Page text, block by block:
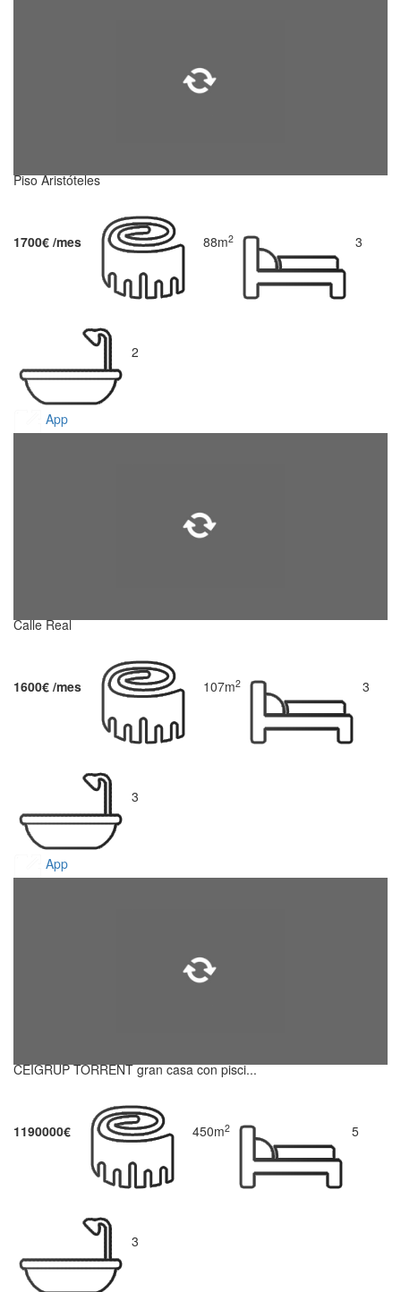
Piso Aristóteles
1700€ /mes 88m2 3
2
App
Calle Real
1600€ /mes 107m2 3
3
App
CEIGRUP TORRENT gran casa con pisci...
1190000€ 450m2 5
3